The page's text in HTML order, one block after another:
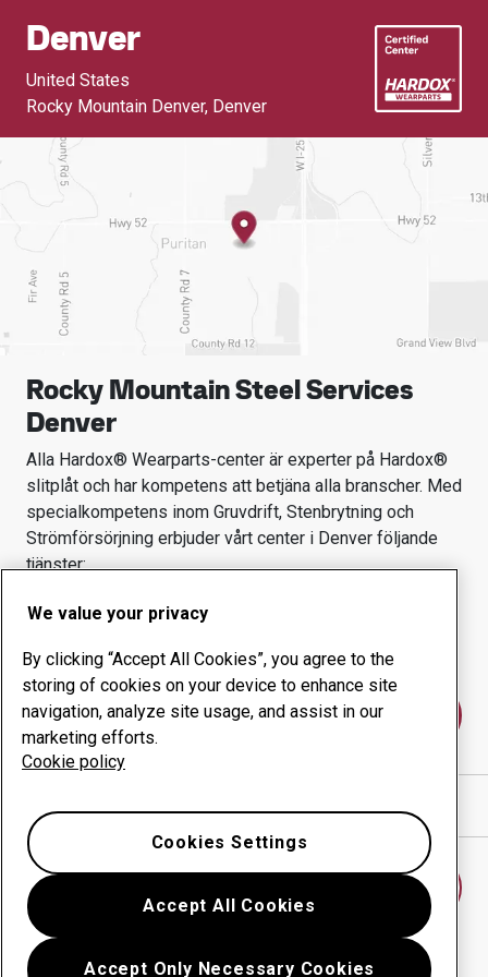
Denver
United States
Rocky Mountain Denver, Denver
Rocky Mountain Steel Services
Denver
Alla Hardox® Wearparts-center är experter på Hardox®
slitplåt och har kompetens att betjäna alla branscher. Med
specialkompetens inom Gruvdrift, Stenbrytning och
Strömförsörjning erbjuder vårt center i Denver följande
tjänster:
Slitprodukter
Ökad driftsäkerhet
Egen tillverkning
Kontakta oss
We value your privacy
By clicking “Accept All Cookies”, you agree to the
storing of cookies on your device to enhance site
navigation, analyze site usage, and assist in our
marketing efforts.
Cookie policy
Accept All Cookies
Accept Only Necessary Cookies
Cookies Settings